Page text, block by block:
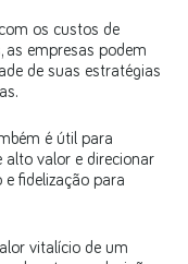
os custos de
as empresas podem
de suas estratégias
é útil para
alto valor e direcionar
e fidelização para
vitalício de um